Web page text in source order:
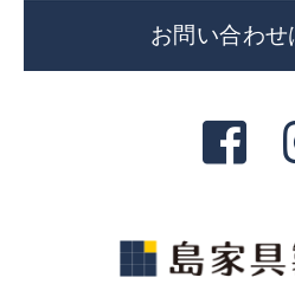
お問い合わせ